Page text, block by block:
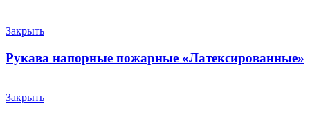
Закрыть
Рукава напорные пожарные «Латексированные»
Закрыть